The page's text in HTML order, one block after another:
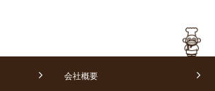
会社概要